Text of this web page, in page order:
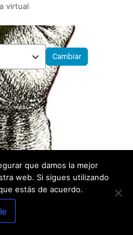
virtual
que damos la mejor
web. Si sigues utilizando
estás de acuerdo.